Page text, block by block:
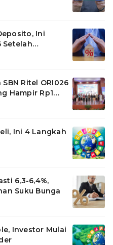
Ini
Setelah
Ritel ORI026
Hampir Rp1
Ini 4 Langkah
6,3-6,4%,
Suku Bunga
Investor Mulai